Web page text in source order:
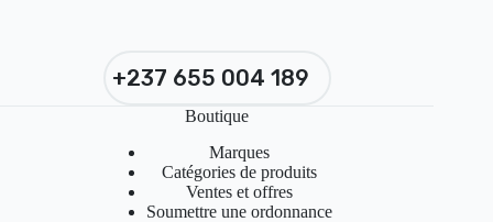
+237 655 004 189
Boutique
Marques
Catégories de produits
Ventes et offres
Soumettre une ordonnance